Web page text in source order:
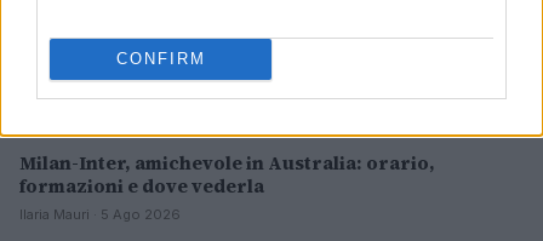
CONFIRM
Milan-Inter, amichevole in Australia: orario,
formazioni e dove vederla
Ilaria Mauri · 5 Ago 2026